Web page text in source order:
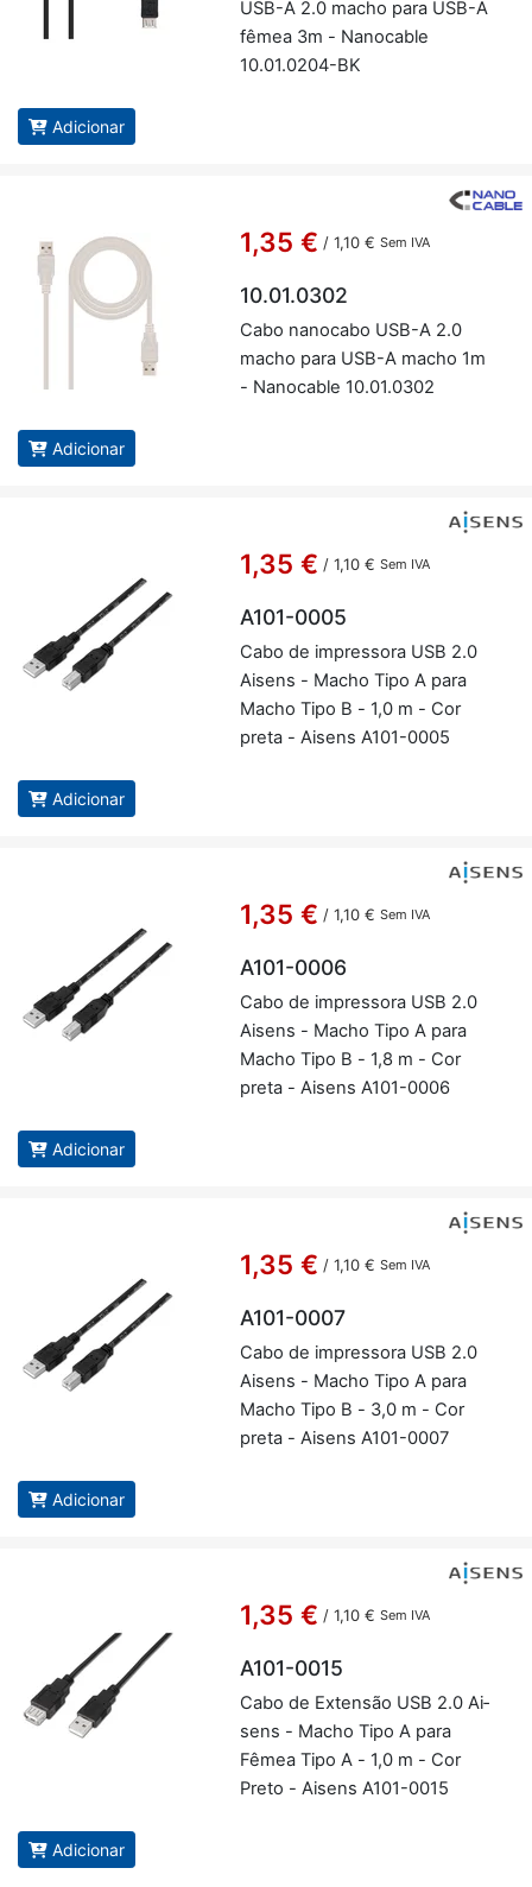
USB-A 2.0 macho para USB-A
fêmea 3m - Na­no­cable
10.01.0204-BK
Adicionar
1,35 € / 1,10 € Sem IVA
10.01.0302
Cabo na­no­cabo USB-A 2.0
macho para USB-A macho 1m
- Na­no­cable 10.01.0302
Adicionar
1,35 € / 1,10 € Sem IVA
A101-0005
Cabo de im­pres­sora USB 2.0
Ai­sens - Macho Tipo A para
Macho Tipo B - 1,0 m - Cor
preta - Ai­sens A101-0005
Adicionar
1,35 € / 1,10 € Sem IVA
A101-0006
Cabo de im­pres­sora USB 2.0
Ai­sens - Macho Tipo A para
Macho Tipo B - 1,8 m - Cor
preta - Ai­sens A101-0006
Adicionar
1,35 € / 1,10 € Sem IVA
A101-0007
Cabo de im­pres­sora USB 2.0
Ai­sens - Macho Tipo A para
Macho Tipo B - 3,0 m - Cor
preta - Ai­sens A101-0007
Adicionar
1,35 € / 1,10 € Sem IVA
A101-0015
Cabo de Ex­tensão USB 2.0 Ai­
sens - Macho Tipo A para
Fêmea Tipo A - 1,0 m - Cor
Preto - Ai­sens A101-0015
Adicionar